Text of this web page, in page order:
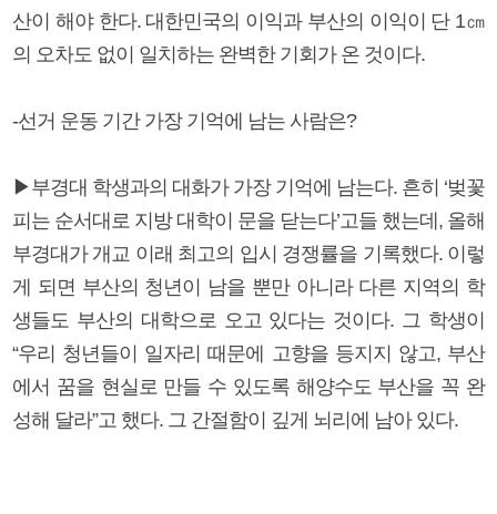
산이 해야 한다. 대한민국의 이익과 부산의 이익이 단 1㎝
의 오차도 없이 일치하는 완벽한 기회가 온 것이다.
-선거 운동 기간 가장 기억에 남는 사람은?
▶부경대 학생과의 대화가 가장 기억에 남는다. 흔히 ‘벚꽃
피는 순서대로 지방 대학이 문을 닫는다’고들 했는데, 올해
부경대가 개교 이래 최고의 입시 경쟁률을 기록했다. 이렇
게 되면 부산의 청년이 남을 뿐만 아니라 다른 지역의 학
생들도 부산의 대학으로 오고 있다는 것이다. 그 학생이
“우리 청년들이 일자리 때문에 고향을 등지지 않고, 부산
에서 꿈을 현실로 만들 수 있도록 해양수도 부산을 꼭 완
성해 달라”고 했다. 그 간절함이 깊게 뇌리에 남아 있다.